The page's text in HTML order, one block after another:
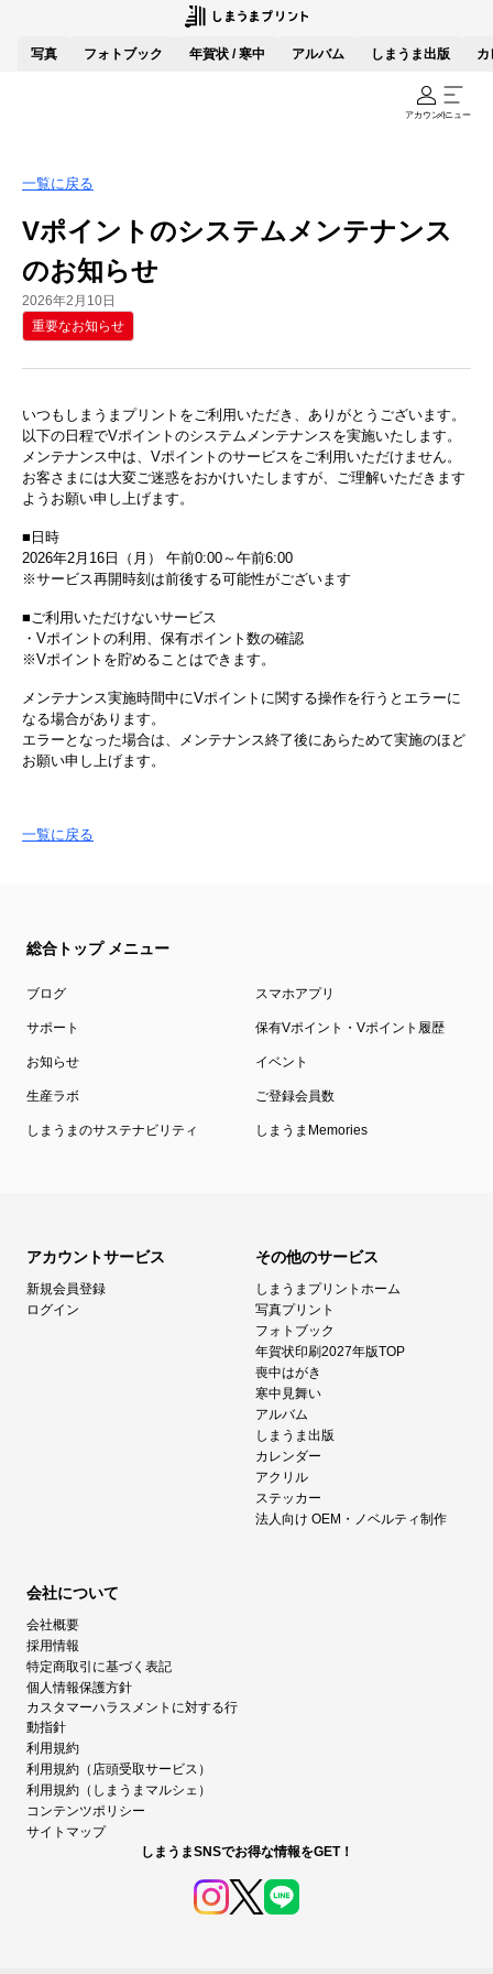
写真 フォトブック 年賀状 / 寒中 アルバム しまうま出版 カ
アカウントメニュー
一覧に戻る
Vポイントのシステムメンテナンス
のお知らせ
2026年2月10日
重要なお知らせ
いつもしまうまプリントをご利用いただき、ありがとうございます。
以下の日程でVポイントのシステムメンテナンスを実施いたします。
メンテナンス中は、Vポイントのサービスをご利用いただけません。
お客さまには大変ご迷惑をおかけいたしますが、ご理解いただきます
ようお願い申し上げます。
■日時
2026年2月16日（月） 午前0:00～午前6:00
※サービス再開時刻は前後する可能性がございます
■ご利用いただけないサービス
・Vポイントの利用、保有ポイント数の確認
※Vポイントを貯めることはできます。
メンテナンス実施時間中にVポイントに関する操作を行うとエラーに
なる場合があります。
エラーとなった場合は、メンテナンス終了後にあらためて実施のほど
お願い申し上げます。
一覧に戻る
総合トップ メニュー
ブログ スマホアプリ
サポート 保有Vポイント・Vポイント履歴
お知らせ イベント
生産ラボ ご登録会員数
しまうまのサステナビリティ しまうまMemories
アカウントサービス
新規会員登録
ログイン
その他のサービス
しまうまプリントホーム
写真プリント
フォトブック
年賀状印刷2027年版TOP
喪中はがき
寒中見舞い
アルバム
しまうま出版
カレンダー
アクリル
ステッカー
法人向け OEM・ノベルティ制作
会社について
会社概要
採用情報
特定商取引に基づく表記
個人情報保護方針
カスタマーハラスメントに対する行
動指針
利用規約
利用規約（店頭受取サービス）
利用規約（しまうまマルシェ）
コンテンツポリシー
サイトマップ
しまうまSNSでお得な情報をGET！